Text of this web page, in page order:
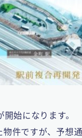
始になります。
件ですが、予想